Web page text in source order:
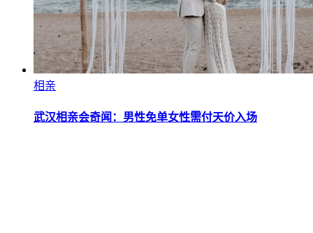
相亲
武汉相亲会奇闻：男性免单女性需付天价入场